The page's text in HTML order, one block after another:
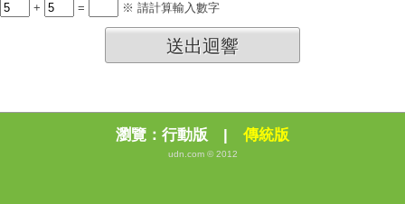
+ = ※ 請計算輸入數字
送出迴響
瀏覽： 行動版 傳統版
udn.com © 2012